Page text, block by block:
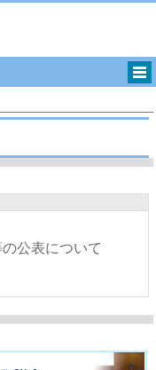
公表について